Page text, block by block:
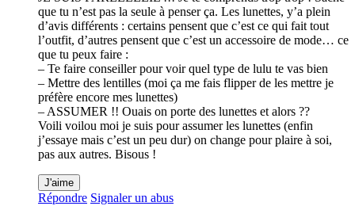
que tu n’est pas la seule à penser ça. Les lunettes, y’a plein
d’avis différents : certains pensent que c’est ce qui fait tout
l’outfit, d’autres pensent que c’est un accessoire de mode… ce
que tu peux faire :
– Te faire conseiller pour voir quel type de lulu te vas bien
– Mettre des lentilles (moi ça me fais flipper de les mettre je
préfère encore mes lunettes)
– ASSUMER !! Ouais on porte des lunettes et alors ??
Voili voilou moi je suis pour assumer les lunettes (enfin
j’essaye mais c’est un peu dur) on change pour plaire à soi,
pas aux autres. Bisous !
J'aime
Répondre Signaler un abus